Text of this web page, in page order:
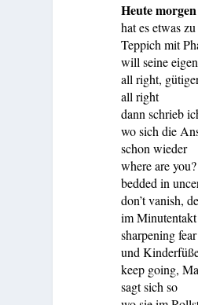
Heute
hat es etwas
Teppich mit
will seine
all right,
all right
dann schrieb
wo sich die
schon wieder
where are you?
bedded in
don’t vanish,
im
sharpening fear
und
keep going,
sagt sich so